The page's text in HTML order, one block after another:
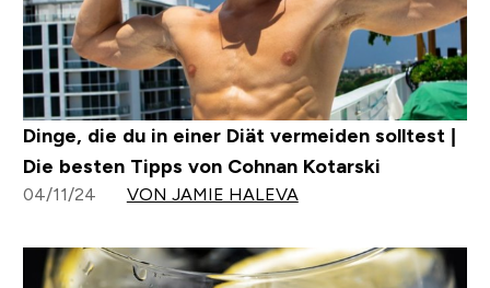
Dinge, die du in einer Diät vermeiden solltest |
Die besten Tipps von Cohnan Kotarski
04/11/24 VON JAMIE HALEVA